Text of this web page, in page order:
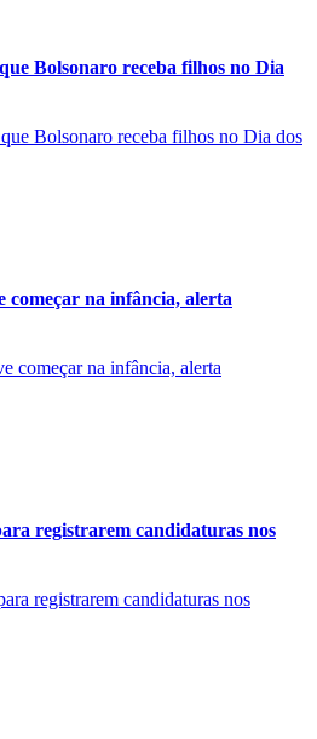
Bolsonaro receba filhos no Dia
começar na infância, alerta
registrarem candidaturas nos